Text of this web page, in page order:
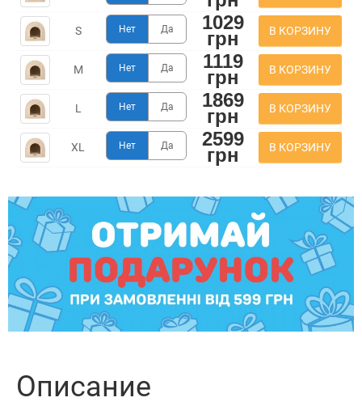
S Нет Да 1029
грн В КОРЗИНУ
M Нет Да 1119
грн В КОРЗИНУ
L Нет Да 1869
грн В КОРЗИНУ
XL Нет Да 2599
грн В КОРЗИНУ
Описание